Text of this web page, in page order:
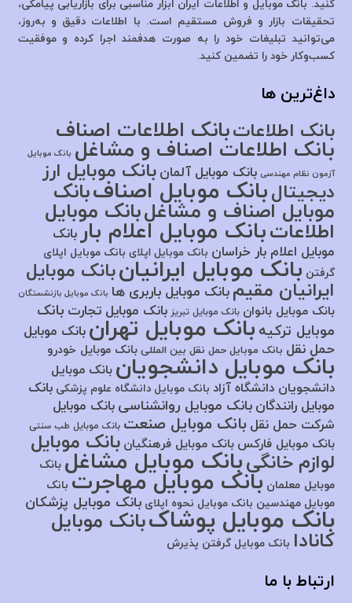
کنید. بانک موبایل و اطلاعات ایران ابزار مناسبی برای بازاریابی پیامکی،
تحقیقات بازار و فروش مستقیم است. با اطلاعات دقیق و به‌روز،
می‌توانید تبلیغات خود را به صورت هدفمند اجرا کرده و موفقیت
کسب‌وکار خود را تضمین کنید.
داغ‌ترین ها
بانک اطلاعاتبانک اطلاعات اصناف
بانک اطلاعات اصناف و مشاغل بانک موبایل
آزمون نظام مهندسی بانک موبایل آلمان بانک موبایل ارز
دیجیتالبانک موبایل اصنافبانک
موبایل اصناف و مشاغلبانک موبایل
اطلاعاتبانک موبایل اعلام بار بانک
موبایل اعلام بار خراسان بانک موبایل اپلای بانک موبایل اپلای
گرفتن بانک موبایل ایرانیانبانک موبایل
ایرانیان مقیم بانک موبایل باربری ها بانک موبایل بازنشستگان
بانک موبایل بانوان بانک موبایل تبریز بانک موبایل تجارت بانک
موبایل ترکیه بانک موبایل تهران بانک موبایل
حمل نقل بانک موبایل حمل نقل بین المللی بانک موبایل خودرو
بانک موبایل دانشجویان بانک موبایل
دانشجویان دانشگاه آزاد بانک موبایل دانشگاه علوم پزشکی بانک
موبایل رانندگان بانک موبایل روانشناسی بانک موبایل
شرکت حمل نقل بانک موبایل صنعت بانک موبایل طب سنتی
بانک موبایل فارکس بانک موبایل فرهنگیان بانک موبایل
لوازم خانگیبانک موبایل مشاغلبانک
موبایل معلمان بانک موبایل مهاجرت بانک
موبایل مهندسین بانک موبایل نحوه اپلای بانک موبایل پزشکان
بانک موبایل پوشاکبانک موبایل
کانادا بانک موبایل گرفتن پذیرش
ارتباط با ما